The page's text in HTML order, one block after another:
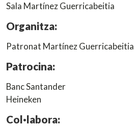
Sala Martínez Guerricabeitia
Organitza:
Patronat Martínez Guerricabeitia
Patrocina:
Banc Santander
Heineken
Col·labora: